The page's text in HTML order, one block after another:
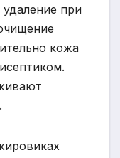
при
кожа